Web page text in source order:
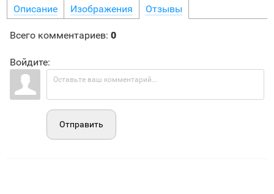
Описание Изображения Отзывы
Всего комментариев: 0
Войдите:
Отправить